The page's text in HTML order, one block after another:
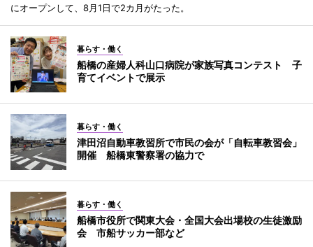
にオープンして、8月1日で2カ月がたった。
暮らす・働く
船橋の産婦人科山口病院が家族写真コンテスト 子
育てイベントで展示
暮らす・働く
津田沼自動車教習所で市民の会が「自転車教習会」
開催 船橋東警察署の協力で
暮らす・働く
船橋市役所で関東大会・全国大会出場校の生徒激励
会 市船サッカー部など